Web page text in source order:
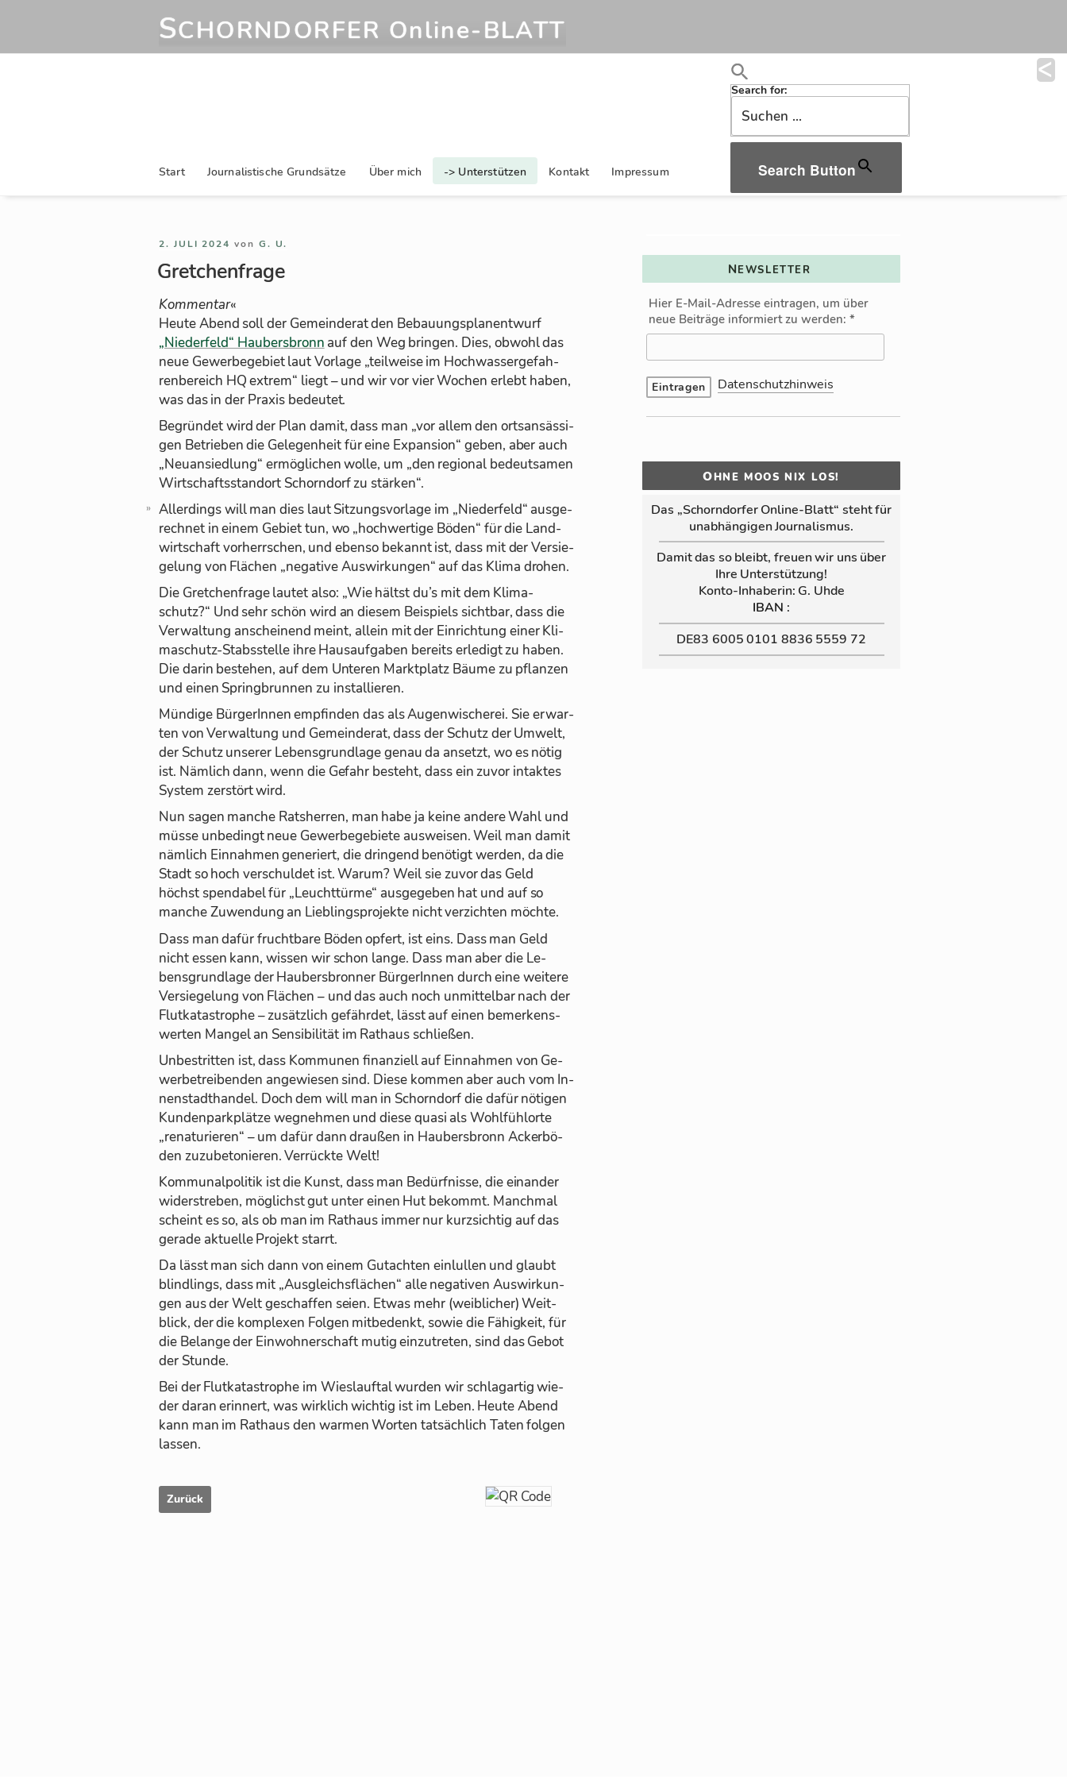
SCHORNDORFER Online‑BLATT
Start Journalistische Grundsätze Über mich -> Unterstützen Kontakt Impressum
Search for:
Search Button
VERÖFFENTLICHT
2. JULI 2024 von G. U.
Gretchenfrage
Kom­men­tar«
Heute Abend soll der Ge­mein­de­rat den Be­bau­ungs­plan­ent­wurf
„Nie­der­feld“ Hau­bers­bronn auf den Weg brin­gen. Dies, ob­wohl das
neue Ge­wer­be­ge­biet laut Vor­lage „teil­weise im Hoch­was­ser­ge­fah­
ren­be­reich HQ ex­trem“ liegt – und wir vor vier Wo­chen er­lebt ha­ben,
was das in der Pra­xis be­deu­tet.
Be­grün­det wird der Plan da­mit, dass man „vor al­lem den orts­an­säs­si­
gen Be­trie­ben die Ge­le­gen­heit für eine Ex­pan­sion“ ge­ben, aber auch
„Neu­an­sied­lung“ er­mög­li­chen wolle, um „den re­gio­nal be­deut­sa­men
Wirt­schafts­stand­ort Schorn­dorf zu stär­ken“.
Al­ler­dings will man dies laut Sit­zungs­vor­lage im „Nie­der­feld“ aus­ge­
rech­net in ei­nem Ge­biet tun, wo „hoch­wer­tige Bö­den“ für die Land­
wirt­schaft vor­herr­schen, und ebenso be­kannt ist, dass mit der Ver­sie­
ge­lung von Flä­chen „ne­ga­tive Aus­wir­kun­gen“ auf das Klima dro­hen.
Die Gret­chen­frage lau­tet also: „Wie hältst du’s mit dem Kli­ma­
schutz?“ Und sehr schön wird an die­sem Bei­spiels sicht­bar, dass die
Ver­wal­tung an­schei­nend meint, al­lein mit der Ein­rich­tung ei­ner Kli­
ma­schutz-Stabs­stelle ihre Haus­auf­ga­ben be­reits er­le­digt zu ha­ben.
Die darin be­stehen, auf dem Un­te­ren Markt­platz Bäume zu pflan­zen
und ei­nen Spring­brun­nen zu in­stal­lie­ren.
Mün­dige Bür­ge­rIn­nen emp­fin­den das als Au­gen­wi­sche­rei. Sie er­war­
ten von Ver­wal­tung und Ge­mein­de­rat, dass der Schutz der Um­welt,
der Schutz un­se­rer Le­bens­grund­lage ge­nau da an­setzt, wo es nö­tig
ist. Näm­lich dann, wenn die Ge­fahr be­steht, dass ein zu­vor in­tak­tes
Sys­tem zer­stört wird.
Nun sa­gen man­che Rats­her­ren, man habe ja keine an­dere Wahl und
müsse un­be­dingt neue Ge­wer­be­ge­biete aus­wei­sen. Weil man da­mit
näm­lich Ein­nah­men ge­ne­riert, die drin­gend be­nö­tigt wer­den, da die
Stadt so hoch ver­schul­det ist. Warum? Weil sie zu­vor das Geld
höchst spen­da­bel für „Leucht­türme“ aus­ge­ge­ben hat und auf so
man­che Zu­wen­dung an Lieb­lings­pro­jekte nicht ver­zich­ten möchte.
Dass man da­für frucht­bare Bö­den op­fert, ist eins. Dass man Geld
nicht es­sen kann, wis­sen wir schon lange. Dass man aber die Le­
bens­grund­lage der Hau­bers­bron­ner Bür­ge­rIn­nen durch eine wei­tere
Ver­sie­ge­lung von Flä­chen – und das auch noch un­mit­tel­bar nach der
Flut­ka­ta­stro­phe – zu­sätz­lich ge­fähr­det, lässt auf ei­nen be­mer­kens­
wer­ten Man­gel an Sen­si­bi­li­tät im Rat­haus schlie­ßen.
Un­be­strit­ten ist, dass Kom­mu­nen fi­nan­zi­ell auf Ein­nah­men von Ge­
wer­be­trei­ben­den an­ge­wie­sen sind. Diese kom­men aber auch vom In­
nen­stadt­han­del. Doch dem will man in Schorn­dorf die da­für nö­ti­gen
Kun­den­park­plätze weg­neh­men und diese quasi als Wohl­fühlorte
„re­na­tu­rie­ren“ – um da­für dann drau­ßen in Hau­bers­bronn Acker­bö­
den zu­zu­be­to­nie­ren. Ver­rückte Welt!
Kom­mu­nal­po­li­tik ist die Kunst, dass man Be­dürf­nisse, die ein­an­der
wi­der­stre­ben, mög­lichst gut un­ter ei­nen Hut be­kommt. Manch­mal
scheint es so, als ob man im Rat­haus im­mer nur kurz­sich­tig auf das
ge­rade ak­tu­elle Pro­jekt starrt.
Da lässt man sich dann von ei­nem Gut­ach­ten ein­lul­len und glaubt
blind­lings, dass mit „Aus­gleichs­flä­chen“ alle ne­ga­ti­ven Aus­wir­kun­
gen aus der Welt ge­schaf­fen seien. Et­was mehr (weib­li­cher) Weit­
blick, der die kom­ple­xen Fol­gen mit­be­denkt, so­wie die Fä­hig­keit, für
die Be­lange der Ein­woh­ner­schaft mu­tig ein­zu­tre­ten, sind das Ge­bot
der Stunde.
Bei der Flut­ka­ta­stro­phe im Wies­lauf­tal wur­den wir schlag­ar­tig wie­
der daran er­in­nert, was wirk­lich wich­tig ist im Le­ben. Heute Abend
kann man im Rat­haus den war­men Wor­ten tat­säch­lich Ta­ten fol­gen
las­sen.
NEWSLETTER
Hier E-Mail-Adresse eintragen, um über
neue Beiträge informiert zu werden:*
Datenschutzhinweis
OHNE MOOS NIX LOS!
Das „Schorn­dor­fer Online‑Blatt“ steht für
un­ab­hän­gi­gen Jour­na­lis­mus.
Da­mit das so bleibt, freuen wir uns über
Ihre Un­ter­stüt­zung!
Konto-In­ha­be­rin: G. Uhde
IBAN :
DE83 6005 0101 8836 5559 72